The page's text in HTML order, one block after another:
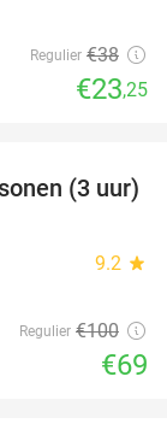
Regulier €38
€23,25
31%
(3 uur)
9.2 star
Regulier €100
€69